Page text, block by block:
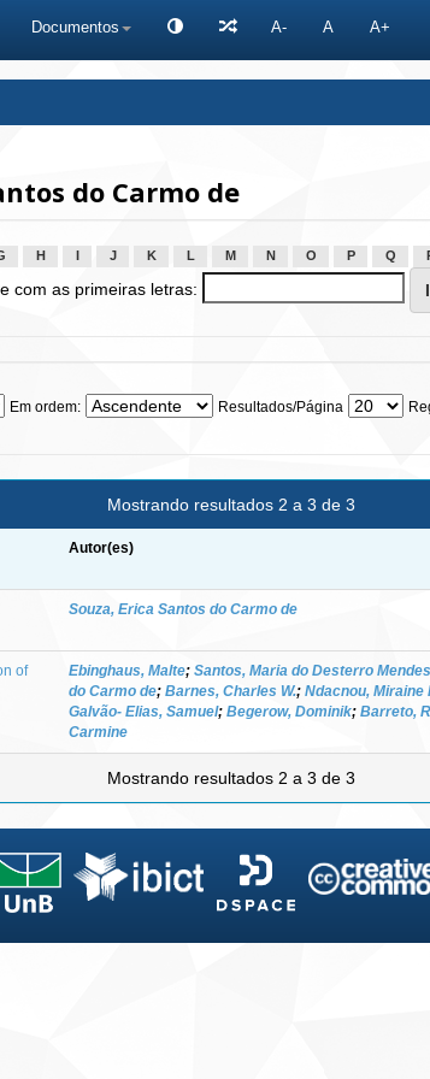
Documentos A- A A+
do Carmo de
H J K L M N O P Q
com as primeiras letras:
Em ordem: Resultados/Página
Mostrando resultados 2 a 3 de 3
Autor(es)
Souza, Erica Santos do Carmo de
of
Ebinghaus, Malte; Santos, Maria do Desterro
do Carmo de; Barnes, Charles W.; Ndacnou, Miraine
Galvão- Elias, Samuel; Begerow, Dominik; Barreto,
Carmine
Mostrando resultados 2 a 3 de 3